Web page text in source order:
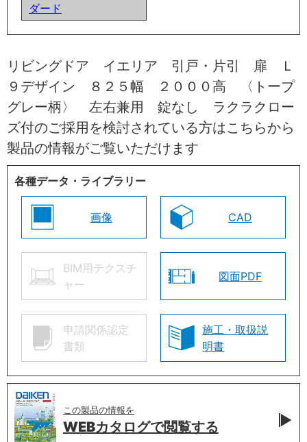
ダード
リビングドア イエリア 引戸・片引 扉 Ｌ
９デザイン ８２５幅 ２０００高 〈トープ
グレー柄〉 左右兼用 錠なし ラクラクロー
ズ付のご採用を検討されている方はこちらから
製品の情報がご覧いただけます
各種データ・ライブラリー
画像 CAD
BIM用テクスチ
ャー
図面PDF
申請関係認定
書類
施工・取扱説
明書
この製品の情報を
WEBカタログで閲覧する